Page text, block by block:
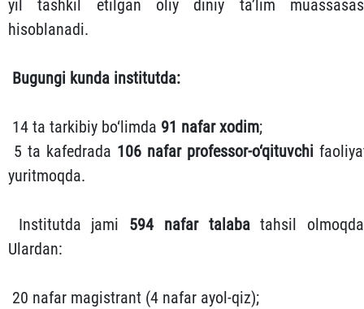
yil tashkil etilgan oliy diniy ta’lim
hisoblanadi.
Bugungi kunda institutda:
14 ta tarkibiy bo‘limda 91 nafar xodim;
5 ta kafedrada 106 nafar professor-o‘qituvchi
yuritmoqda.
Institutda jami 594 nafar talabatahsil
Ulardan:
20 nafar magistrant (4 nafar ayol-qiz);